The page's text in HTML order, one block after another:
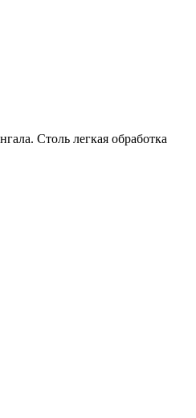
Столь легкая обработка